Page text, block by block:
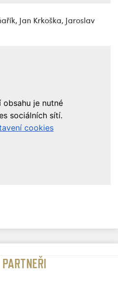
Jan Krkoška, Jaroslav